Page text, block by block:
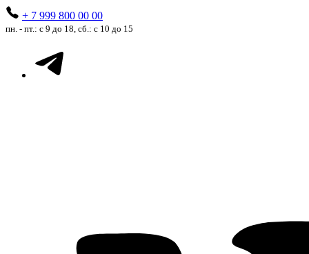
+ 7 999 800 00 00
пн. - пт.: с 9 до 18, сб.: с 10 до 15